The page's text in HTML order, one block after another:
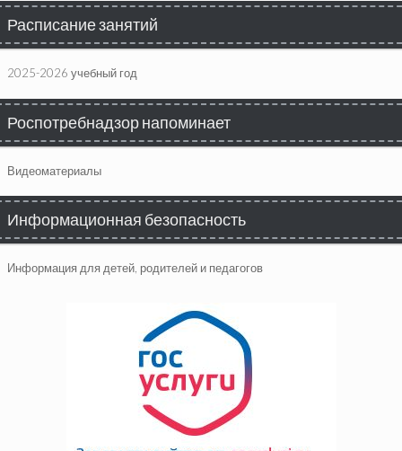
Расписание занятий
2025-2026 учебный год
Роспотребнадзор напоминает
Видеоматериалы
Информационная безопасность
Информация для детей, родителей и педагогов